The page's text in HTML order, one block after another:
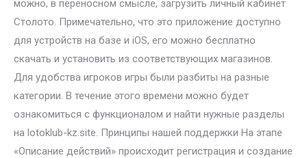
можно, в переносном смысле, загрузить личный кабинет
Столото. Примечательно, что это приложение доступно
для устройств на базе и iOS, его можно бесплатно
скачать и установить из соответствующих магазинов.
Для удобства игроков игры были разбиты на разные
категории. В течение этого времени можно будет
ознакомиться с функционалом и найти нужные разделы
на lotoklub-kz.site. Принципы нашей поддержки На этапе
«Описание действий» происходит регистрация и создание